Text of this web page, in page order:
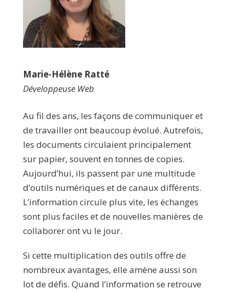
Marie-Hélène Ratté
Développeuse Web
​​Au fil des ans, les façons de communiquer et
de travailler ont beaucoup évolué. Autrefois,
les documents circulaient principalement
sur papier, souvent en tonnes de copies.
Aujourd’hui, ils passent par une multitude
d’outils numériques et de canaux différents.
L’information circule plus vite, les échanges
sont plus faciles et de nouvelles manières de
collaborer ont vu le jour.
Si cette multiplication des outils offre de
nombreux avantages, elle amène aussi son
lot de défis. Quand l’information se retrouve